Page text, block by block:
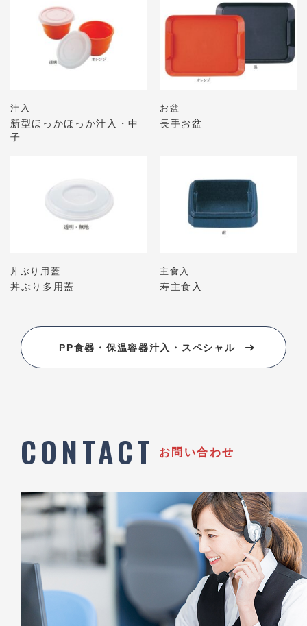
汁入
新型ほっかほっか汁入・中
子
お盆
長手お盆
丼ぶり用蓋
丼ぶり多用蓋
主食入
寿主食入
PP食器・保温容器汁入・スペシャル
CONTACT お問い合わせ